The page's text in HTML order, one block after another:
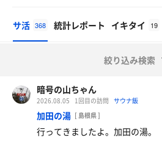
サ活 368 統計レポート イキタイ 19
絞り込み検索
暗号の山ちゃん
2026.08.05 1回目の訪問 サウナ飯
加田の湯 [ 島根県 ]
行ってきましたよ。加田の湯。